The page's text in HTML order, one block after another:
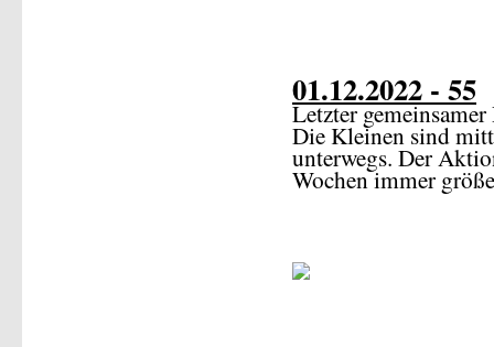
01.12.2022 - 55
Letzter
Die Kleinen sind
unterwegs. Der
Wochen immer